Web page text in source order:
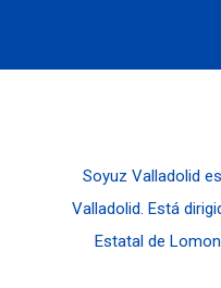
Soyuz Valladolid
Valladolid. Está
Estatal de